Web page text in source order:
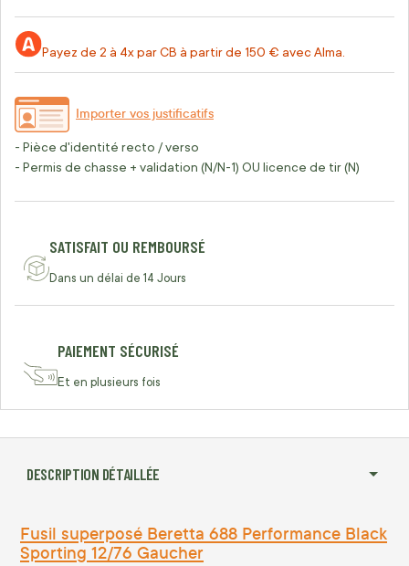
Payez de 2 à 4x par CB à partir de 150 € avec Alma.
Importer vos justificatifs
- Pièce d'identité recto / verso
- Permis de chasse + validation (N/N-1) OU licence de tir (N)
SATISFAIT OU REMBOURSÉ
Dans un délai de 14 Jours
PAIEMENT SÉCURISÉ
Et en plusieurs fois
DESCRIPTION DÉTAILLÉE
Fusil superposé Beretta 688 Performance Black
Sporting 12/76 Gaucher